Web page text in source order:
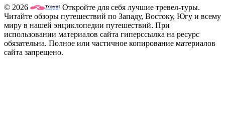
© 2026
Откройте для себя лучшие тревел-туры.
Читайте обзоры путешествий по Западу, Востоку, Югу и всему
миру в нашей энциклопедии путешествий. При
использовании материалов сайта гиперссылка на ресурс
обязательна. Полное или частичное копирование материалов
сайта запрещено.